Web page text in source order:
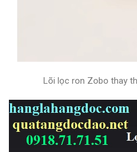
Lõi lọc ron Zobo thay